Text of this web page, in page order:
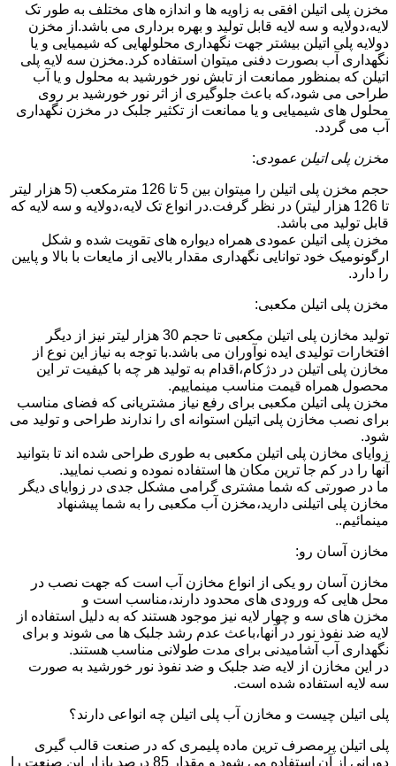
مخزن پلی اتیلن افقی به زاویه ها و اندازه های مختلف به طور تک
لایه،دولایه و سه لایه قابل تولید و بهره برداری می باشد.از مخزن
دولایه پلی اتیلن بیشتر جهت نگهداری محلولهایی که شیمیایی و یا
نگهداری آب بصورت دفنی میتوان استفاده کرد.مخزن سه لایه پلی
اتیلن که بمنظور ممانعت از تابش نور خورشید به محلول و یا آب
طراحی می شود،که باعث جلوگیری از اثر نور خورشید بر روی
محلول های شیمیایی و یا ممانعت از تکثیر جلبک در مخزن نگهداری
آب می گردد.
مخزن پلی اتیلن عمودی:
حجم مخزن پلی اتیلن را میتوان بین 5 تا 126 مترمکعب (5 هزار لیتر
تا 126 هزار لیتر) در نظر گرفت.در انواع تک لایه،دولایه و سه لایه که
قابل تولید می باشد.
مخزن پلی اتیلن عمودی همراه دیواره های تقویت شده و شکل
ارگونومیک خود توانایی نگهداری مقدار بالایی از مایعات با بالا و پایین
را دارد.
مخزن پلی اتیلن مکعبی:
تولید مخازن پلی اتیلن مکعبی تا حجم 30 هزار لیتر نیز از دیگر
افتخارات تولیدی ایده نوآوران می باشد.با توجه به نیاز این نوع از
مخازن پلی اتیلن در دژکام،اقدام به تولید هر چه با کیفیت تر این
محصول همراه قیمت مناسب مینماییم.
مخزن پلی اتیلن مکعبی برای رفع نیاز مشتریانی که فضای مناسب
برای نصب مخازن پلی اتیلن استوانه ای را ندارند طراحی و تولید می
شود.
زوایای مخازن پلی اتیلن مکعبی به طوری طراحی شده اند تا بتوانید
آنها را در کم جا ترین مکان ها استفاده نموده و نصب نمایید.
ما در صورتی که شما مشتری گرامی مشکل جدی در زوایای دیگر
مخازن پلی اتیلنی دارید،مخزن آب مکعبی را به شما پیشنهاد
مینمائیم..
مخازن آسان رو:
مخازن آسان رو یکی از انواع مخازن آب است که جهت نصب در
محل هایی که ورودی های محدود دارند،مناسب است و
مخزن های سه و چهار لایه نیز موجود هستند که به دلیل استفاده از
لایه ضد نفوذ نور در آنها،باعث عدم رشد جلبک ها می شوند و برای
نگهداری آب آشامیدنی برای مدت طولانی مناسب هستند.
در این مخازن از لایه ضد جلبک و ضد نفوذ نور خورشید به صورت
سه لایه استفاده شده است.
پلی اتیلن چیست و مخازن آب پلی اتیلن چه انواعی دارند؟
پلی اتیلن پرمصرف ترین ماده پلیمری که در صنعت قالب گیری
دورانی از آن استفاده می شود و مقدار 85 درصد بازار این صنعت را